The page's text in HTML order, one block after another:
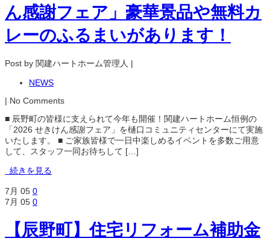
ん感謝フェア」豪華景品や無料カ
レーのふるまいがあります！
Post by 関建ハートホーム管理人 |
NEWS
| No Comments
■ 辰野町の皆様に支えられて今年も開催！関建ハートホーム恒例の
「2026 せきけん感謝フェア」を樋口コミュニティセンターにて実施
いたします。 ■ ご家族皆様で一日中楽しめるイベントを多数ご用意
して、スタッフ一同お待ちして […]
続きを見る
7月 05 0
7月 05 0
【辰野町】住宅リフォーム補助金